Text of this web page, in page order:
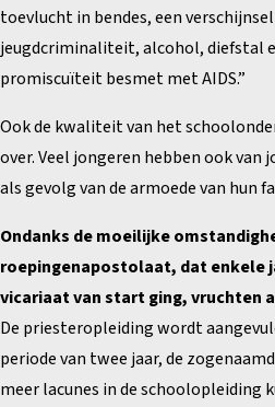
toevlucht in bendes, een
jeugdcriminaliteit, alcohol, diefstal
promiscuïteit besmet met AIDS.”
Ook de kwaliteit van het
over. Veel jongeren hebben ook van
als gevolg van de armoede van hun
Ondanks de moeilijke
roepingenapostolaat, dat enkele
vicariaat van start ging, vruchten
De priesteropleiding wordt
periode van twee jaar, de
meer lacunes in de schoolopleiding